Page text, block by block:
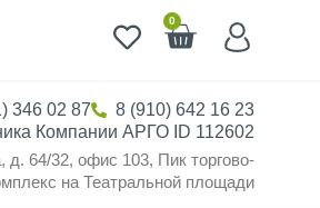
0
346 02 87
8 (910) 642 16 23
Компании АРГО ID 112602
д. 64/32, офис 103, Пик торгово-
на Театральной площади